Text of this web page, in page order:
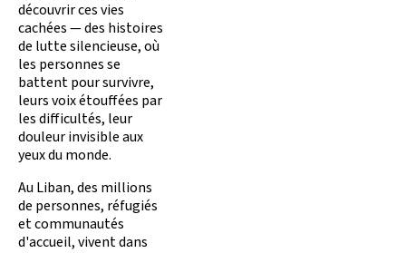
découvrir ces vies
cachées — des histoires
de lutte silencieuse, où
les personnes se
battent pour survivre,
leurs voix étouffées par
les difficultés, leur
douleur invisible aux
yeux du monde.
Au Liban, des millions
de personnes, réfugiés
et communautés
d'accueil, vivent dans